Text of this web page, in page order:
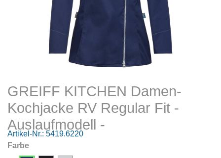
GREIFF KITCHEN Damen-
Kochjacke RV Regular Fit -
Auslaufmodell -
Artikel-Nr.: 5419.6220
Farbe